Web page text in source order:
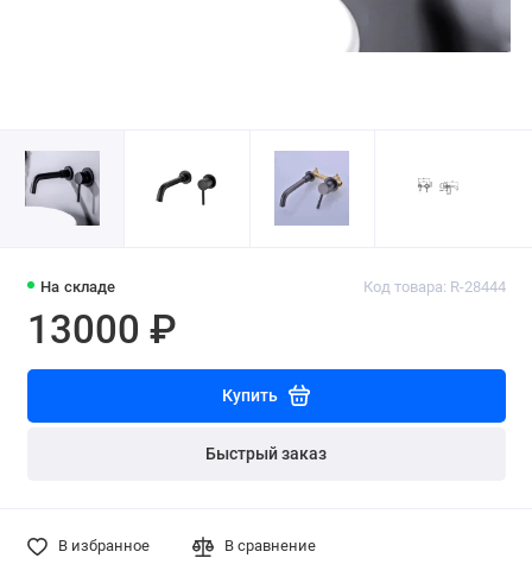
На складе Код товара: R-28444
13000 ₽
Купить
Быстрый заказ
В избранное В сравнение